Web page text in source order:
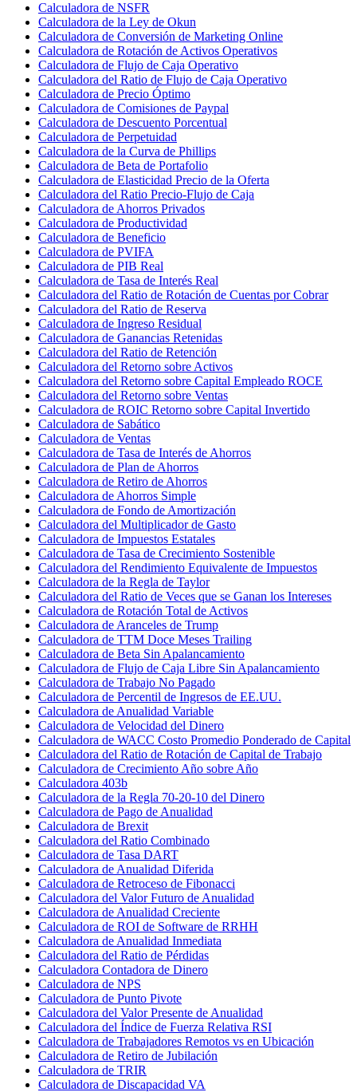
Calculadora de NSFR
Calculadora de la Ley de Okun
Calculadora de Conversión de Marketing Online
Calculadora de Rotación de Activos Operativos
Calculadora de Flujo de Caja Operativo
Calculadora del Ratio de Flujo de Caja Operativo
Calculadora de Precio Óptimo
Calculadora de Comisiones de Paypal
Calculadora de Descuento Porcentual
Calculadora de Perpetuidad
Calculadora de la Curva de Phillips
Calculadora de Beta de Portafolio
Calculadora de Elasticidad Precio de la Oferta
Calculadora del Ratio Precio-Flujo de Caja
Calculadora de Ahorros Privados
Calculadora de Productividad
Calculadora de Beneficio
Calculadora de PVIFA
Calculadora de PIB Real
Calculadora de Tasa de Interés Real
Calculadora del Ratio de Rotación de Cuentas por Cobrar
Calculadora del Ratio de Reserva
Calculadora de Ingreso Residual
Calculadora de Ganancias Retenidas
Calculadora del Ratio de Retención
Calculadora del Retorno sobre Activos
Calculadora del Retorno sobre Capital Empleado ROCE
Calculadora del Retorno sobre Ventas
Calculadora de ROIC Retorno sobre Capital Invertido
Calculadora de Sabático
Calculadora de Ventas
Calculadora de Tasa de Interés de Ahorros
Calculadora de Plan de Ahorros
Calculadora de Retiro de Ahorros
Calculadora de Ahorros Simple
Calculadora de Fondo de Amortización
Calculadora del Multiplicador de Gasto
Calculadora de Impuestos Estatales
Calculadora de Tasa de Crecimiento Sostenible
Calculadora del Rendimiento Equivalente de Impuestos
Calculadora de la Regla de Taylor
Calculadora del Ratio de Veces que se Ganan los Intereses
Calculadora de Rotación Total de Activos
Calculadora de Aranceles de Trump
Calculadora de TTM Doce Meses Trailing
Calculadora de Beta Sin Apalancamiento
Calculadora de Flujo de Caja Libre Sin Apalancamiento
Calculadora de Trabajo No Pagado
Calculadora de Percentil de Ingresos de EE.UU.
Calculadora de Anualidad Variable
Calculadora de Velocidad del Dinero
Calculadora de WACC Costo Promedio Ponderado de Capital
Calculadora del Ratio de Rotación de Capital de Trabajo
Calculadora de Crecimiento Año sobre Año
Calculadora 403b
Calculadora de la Regla 70-20-10 del Dinero
Calculadora de Pago de Anualidad
Calculadora de Brexit
Calculadora del Ratio Combinado
Calculadora de Tasa DART
Calculadora de Anualidad Diferida
Calculadora de Retroceso de Fibonacci
Calculadora del Valor Futuro de Anualidad
Calculadora de Anualidad Creciente
Calculadora de ROI de Software de RRHH
Calculadora de Anualidad Inmediata
Calculadora del Ratio de Pérdidas
Calculadora Contadora de Dinero
Calculadora de NPS
Calculadora de Punto Pivote
Calculadora del Valor Presente de Anualidad
Calculadora del Índice de Fuerza Relativa RSI
Calculadora de Trabajadores Remotos vs en Ubicación
Calculadora de Retiro de Jubilación
Calculadora de TRIR
Calculadora de Discapacidad VA